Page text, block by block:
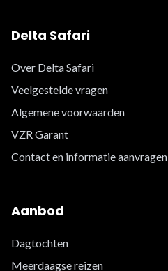
Delta Safari
Over Delta Safari
Veelgestelde vragen
Algemene voorwaarden
VZR Garant
Contact en informatie aanvragen
Aanbod
Dagtochten
Meerdaagse reizen